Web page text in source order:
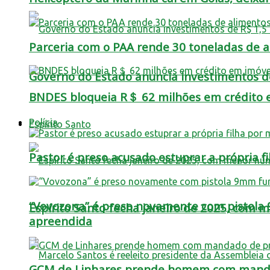
Governo do Estado anuncia investimentos
Espírito Santo
Espírito Santo fecha janeiro de 2025, com
Parceria com o PAA rende 30 toneladas
BNDES bloqueia R＄ 62 milhões em
Polícia
Pastor é preso acusado estuprar a própria
“Vovozona” é preso novamente com
apreendida